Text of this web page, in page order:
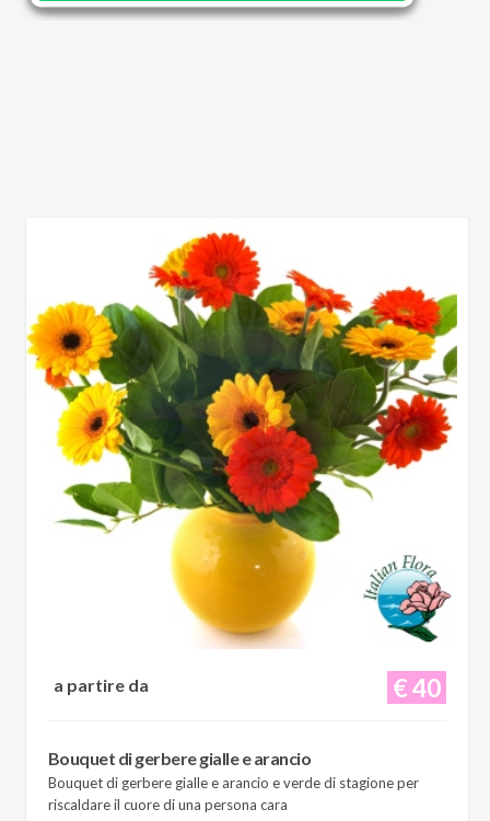
€ 40
a partire da
Bouquet di gerbere gialle e arancio
Bouquet di gerbere gialle e arancio e verde di stagione per
riscaldare il cuore di una persona cara